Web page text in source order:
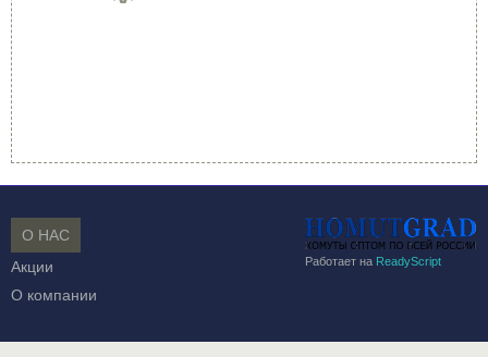
Работает на ReadyScript
О НАС
Акции
О компании